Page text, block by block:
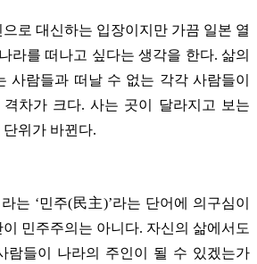
로 대신하는 입장이지만 가끔 일본 열
라를 떠나고 싶다는 생각을 한다. 삶의
사람들과 떠날 수 없는 각각 사람들이
차가 크다. 사는 곳이 달라지고 보는
위가 바뀐다.
는 ‘민주(民主)’라는 단어에 의구심이
민주주의는 아니다. 자신의 삶에서도
람들이 나라의 주인이 될 수 있겠는가